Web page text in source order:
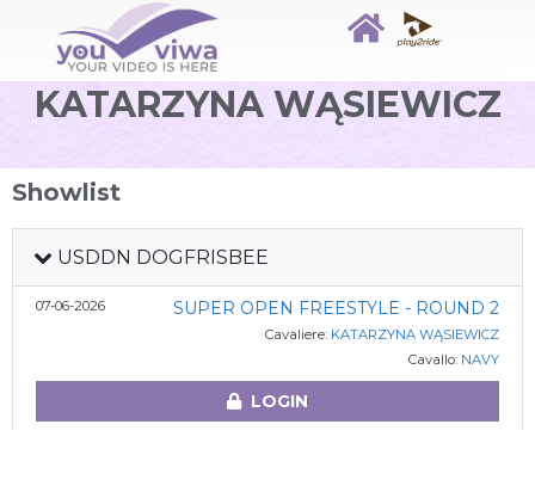
KATARZYNA WĄSIEWICZ
Showlist
USDDN DOGFRISBEE
07-06-2026 SUPER OPEN FREESTYLE - ROUND 2
Cavaliere: KATARZYNA WĄSIEWICZ
Cavallo: NAVY
LOGIN